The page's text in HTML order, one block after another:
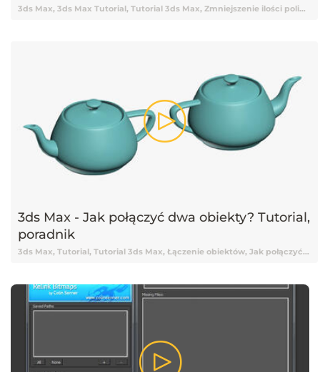
3ds Max, 3ds Max Tutorial, Tutorial 3ds Max, Zmniejszenie ilości poligonów, Poradnik, Poradnik 3ds Max
3ds Max - Jak połączyć dwa obiekty? Tutorial,
poradnik
3ds Max, Tutorial, Tutorial 3ds Max, Łączenie obiektów, Jak połączyć obiekty, 3ds Max Tutoria